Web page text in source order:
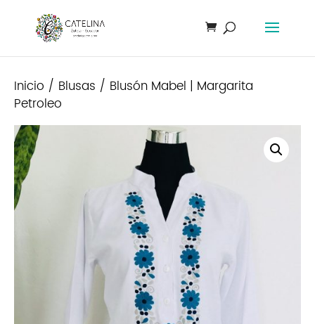
Inicio / Blusas / Blusón Mabel | Margarita
Petroleo